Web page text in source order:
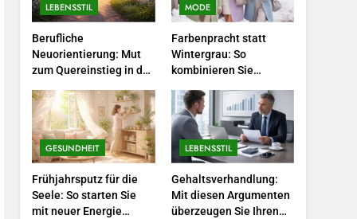
Selbstversorger-Glück:
Welches Gemüse Sie jetzt
pflanzen sollten.
LEBENSSTIL
Accessoire-Guide: Mit
diesen Details werten Sie
jedes Frühlingsoutfit auf.
MODE
6
Naturnah gärtnern: So
locken Sie Bienen und
LEBENSSTIL
Berufliche
Neuorientierung: Mut
zum Quereinstieg in der
MODE
Farbenpracht statt
Wintergrau: So
kombinieren Sie
Jahr.
GESUNDHEIT
Frühjahrsputz für die
Seele: So starten Sie
mit neuer Energie
LEBENSSTIL
Gehaltsverhandlung:
Mit diesen Argumenten
überzeugen Sie Ihren